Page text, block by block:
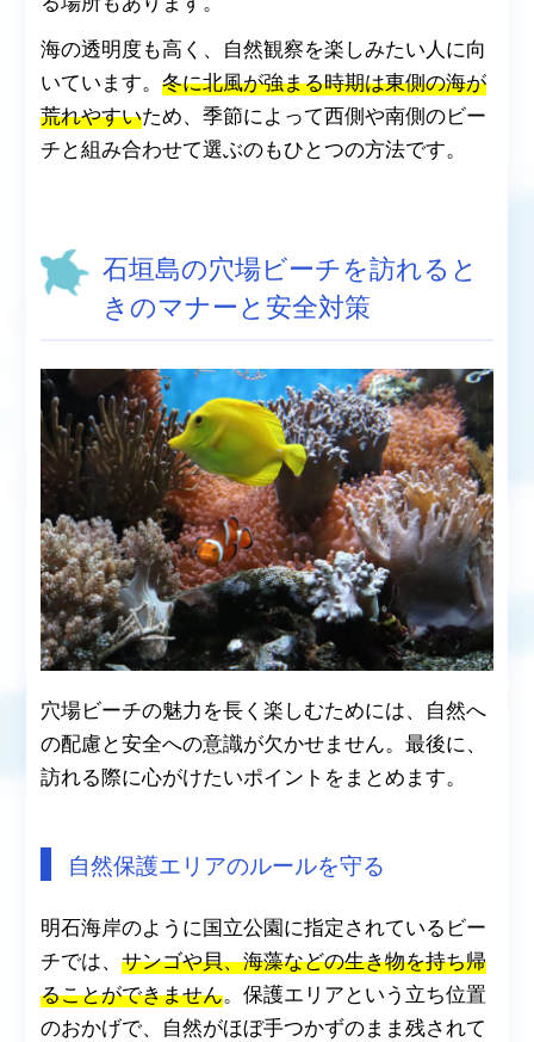
海の透明度も高く、自然観察を楽しみたい人に向
いています。冬に北風が強まる時期は東側の海が
荒れやすいため、季節によって西側や南側のビー
チと組み合わせて選ぶのもひとつの方法です。
石垣島の穴場ビーチを訪れると
きのマナーと安全対策
穴場ビーチの魅力を長く楽しむためには、自然へ
の配慮と安全への意識が欠かせません。最後に、
訪れる際に心がけたいポイントをまとめます。
自然保護エリアのルールを守る
明石海岸のように国立公園に指定されているビー
チでは、サンゴや貝、海藻などの生き物を持ち帰
ることができません。保護エリアという立ち位置
のおかげで、自然がほぼ手つかずのまま残されて